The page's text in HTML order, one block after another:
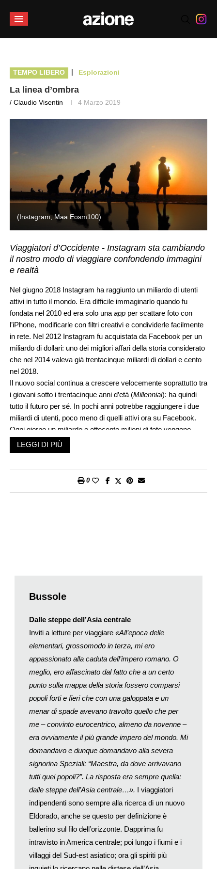
TEMPO LIBERO | Esplorazioni
La linea d’ombra
/ Claudio Visentin 4 Marzo 2019
(Instagram, Maa Eosm100)
Viaggiatori d’Occidente - Instagram sta cambiando
il nostro modo di viaggiare confondendo immagini
e realtà
Nel giugno 2018 Instagram ha raggiunto un miliardo di utenti
attivi in tutto il mondo. Era difficile immaginarlo quando fu
fondata nel 2010 ed era solo una app per scattare foto con
l’iPhone, modificarle con filtri creativi e condividerle facilmente
in rete. Nel 2012 Instagram fu acquistata da Facebook per un
miliardo di dollari: uno dei migliori affari della storia considerato
che nel 2014 valeva già trentacinque miliardi di dollari e cento
nel 2018.
Il nuovo social continua a crescere velocemente soprattutto tra
i giovani sotto i trentacinque anni d’età (Millennial): ha quindi
tutto il futuro per sé. In pochi anni potrebbe raggiungere i due
miliardi di utenti, poco meno di quelli attivi ora su Facebook.
Ogni giorno un miliardo e ottocento milioni di foto vengono
caricate in rete, più di trecento milioni proprio su Instagram. In
origine la nuovaapp
), ma strada facendo ha contribuito a cambiare il
ogni momento la nostra vita: la casa, il cibo, gli animali, il
condivisione è attirare l’attenzione dei nostri
essere rassicurati che viviamo nel modo giusto. Se nessuno
ha messo un cuore alla nostra foto, siamo poi sicuri che fosse
davvero un momento speciale? Anzi è davvero esistito, quel
momento?
L’anno scorso «The Oxford English Dictionary» ha registrato
una nuova parola: Instagrammable. È un luogo o una
situazione particolarmente adatta per scattare una foto
interessante, spesso un
selfie . Per esempio la nuova moda di
una nuova generazione di ristoranti
Insta-friendly
di questi locali, dall’arredamento all’illuminazione, al modo in
cui il cibo viene presentato, è pensato per una migliore resa su
Instagram. Un ottimo esempio è il ristorante Pez Playa aperto
in agosto a Palma di Maiorca. Sin dall’arrivo degli ospiti il
personale incoraggia l’uso di Instagram, suggerendo di
ordinare piatti diversi per creare foto più vivaci e disponendo le
portate sul tavolo con cura; dessert o cocktail gratuito se i
Anche gli hotel stanno assecondando questa tendenza. Il
The Conrad Rangali Island, alle Maldive, mette a
LEGGI DI PIÙ
0
Bussole
Dalle steppe dell’Asiacentrale
Inviti a letture per viaggiare «All’epoca delle
elementari, grossomodo in terza, mi ero
appassionato alla caduta dell’impero romano. O
meglio, ero affascinato dal fatto che a un certo
punto sulla mappa della storia fossero comparsi
popoli forti e fieri che con una galoppata e un
menar di spade avevano travolto quello che per
me – convinto eurocentrico, almeno da novenne –
era ovviamente il più grande impero del mondo. Mi
domandavo e dunque domandavo alla severa
signorina Speziali: “Maestra, da dove arrivavano
tutti quei popoli?”. La risposta era sempre quella:
dalle steppe dell’Asia centrale…». I viaggiatori
indipendenti sono sempre alla ricerca di un nuovo
Eldorado, anche se questo per definizione è
ballerino sul filo dell’orizzonte. Dapprima fu
intravisto in America centrale; poi lungo i fiumi e i
villaggi del Sud-est asiatico; ora gli spiriti più